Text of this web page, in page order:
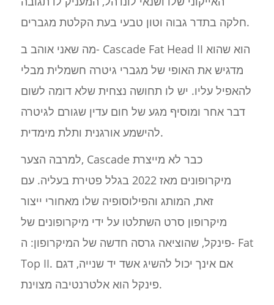
חלקה בתדר גבוה וטון טבעי בעת הקלטת מגברים.
מה שאני אוהב ב- Cascade Fat Head II הוא שהוא
מדגיש את האופי של מגברי גיטרה חשמלית מבלי
להאפיל עליו. יש לו תחושה נצחית שלא דומה לשום
דבר אחר ומוסיף מגע של חום עדין שגורם לגיטרה
להישמע אורגנית ותלת מימדית.
למרבה הצער, Cascade כבר לא מייצרת
מיקרופונים מאז 2022 בגלל פטירת בעליה. עם
זאת, המותג והפילוסופיה שלו מאחורי ייצור
מיקרופון סרט השתלטו על ידי מיקרופונים של
פינקל, שהוציאה גרסה חדשה של המיקרופון: ה- Fat
Top II. אם אינך יכול להשיג אשד יד שנייה, דגם
פינקל הוא אלטרנטיבה מצוינת.